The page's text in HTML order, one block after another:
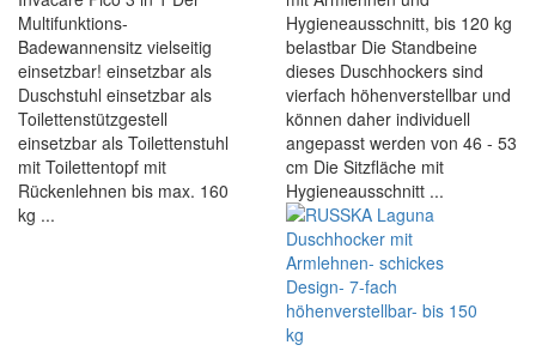
Multifunktions-
Badewannensitz vielseitig
einsetzbar! einsetzbar als
Duschstuhl einsetzbar als
Toilettenstützgestell
einsetzbar als Toilettenstuhl
mit Toilettentopf mit
Rückenlehnen bis max. 160
kg ...
Hygieneausschnitt, bis 120 kg
belastbar Die Standbeine
dieses Duschhockers sind
vierfach höhenverstellbar und
können daher individuell
angepasst werden von 46 - 53
cm Die Sitzfläche mit
Hygieneausschnitt ...